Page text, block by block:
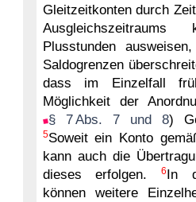
Gleitzeitkonten durch
Plusstunden
Saldogrenzen
dass im Einzelfall
Möglichkeit der
§ 7 Abs. 7 und 8)
5Soweit ein Konto
kann auch die
dieses erfolgen.6In
können weitere